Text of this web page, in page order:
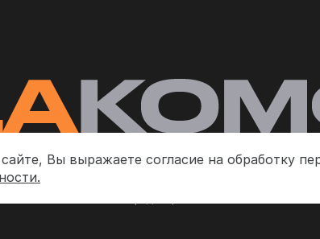
Вы выражаете согласие на обработку